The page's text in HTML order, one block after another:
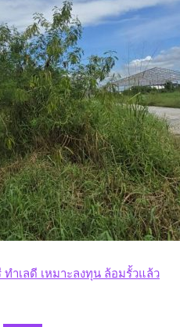
ำเลดี เหมาะลงทุน ล้อมรั้วแล้ว